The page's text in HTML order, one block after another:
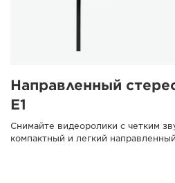
Направленный
E1
Снимайте видеоролики с четким
компактный и легкий